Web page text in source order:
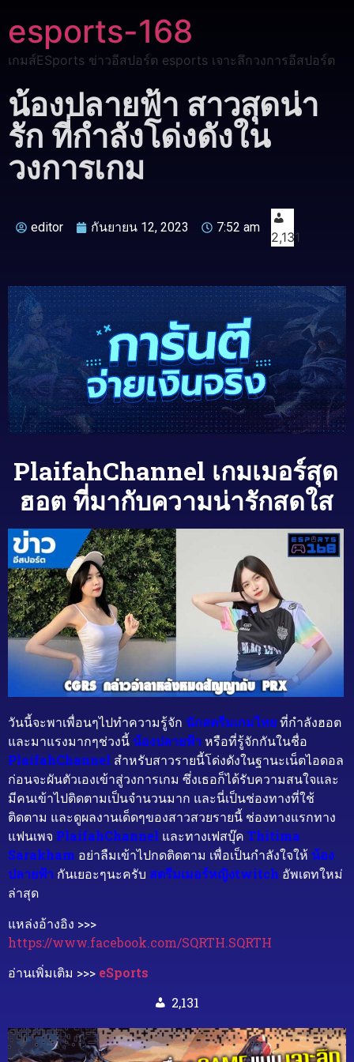
esports-168
เกมส์ESports ข่าวอีสปอร์ต esports เจาะลึกวงการอีสปอร์ต
น้องปลายฟ้า สาวสุดน่า
รัก ที่กำลังโด่งดังใน
วงการเกม
editor กันยายน 12, 2023 7:52 am
2,131
PlaifahChannel เกมเมอร์สุด
ฮอต ที่มากับความน่ารักสดใส
วันนี้จะพาเพื่อนๆไปทำความรู้จัก นักสตรีมเกมไทยที่กำลังฮอต
และมาแรงมากๆช่วงนี้ น้องปลายฟ้า หรือที่รู้จักกันในชื่อ
PlaifahChannel สำหรับสาวรายนี้โด่งดังในฐานะเน็ตไอดอล
ก่อนจะผันตัวเองเข้าสู่วงการเกม ซึ่งเธอก็ได้รับความสนใจและ
มีคนเข้าไปติดตามเป็นจำนวนมาก และนี่เป็นช่องทางที่ใช้
ติดตาม และดูผลงานเด็ดๆของสาวสวยรายนี้ ช่องทางแรกทาง
แฟนเพจ PlaifahChannel และทางเฟสบุ๊ค Thitima
Sarakham อย่าลืมเข้าไปกดติดตาม เพื่อเป็นกำลังใจให้ น้อง
ปลายฟ้า กันเยอะๆนะครับ สตรีมเมอร์หญิงtwitch อัพเดทใหม่
ล่าสุด
แหล่งอ้างอิง >>>
https://www.facebook.com/SQRTH.SQRTH
อ่านเพิ่มเติม >>> eSports
2,131